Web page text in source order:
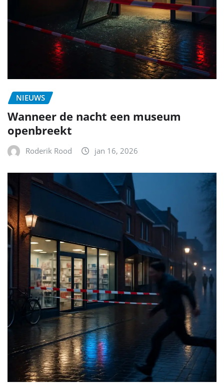
NIEUWS
Wanneer de nacht een museum
openbreekt
Roderik Rood jan 16, 2026